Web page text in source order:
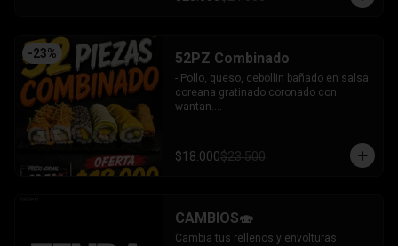
- Salmón, queso, cebollín frito en Panko.
-23% 52PZ Combinado
- Pollo, queso, cebollin bañado en salsa
coreana gratinado coronado con
wantan.
wantan.
-kanikama, palta envuelto en sesamo.
gratinado.
+ 2 arrollado primavera.
$18.000$23.500
CAMBIOS🍣
Cambia tus rellenos y envolturas.